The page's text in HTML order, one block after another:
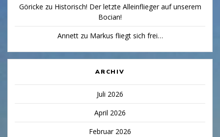
Göricke zu Historisch! Der letzte Alleinflieger auf unserem
Bocian!
Annettzu Markus fliegt sich frei…
ARCHIV
Juli 2026
April 2026
Februar 2026